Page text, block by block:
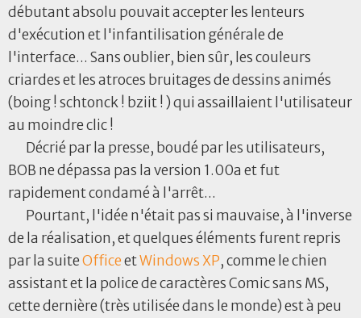
débutant absolu pouvait accepter les lenteurs
d'exécution et l'infantilisation générale de
l'interface... Sans oublier, bien sûr, les couleurs
criardes et les atroces bruitages de dessins animés
(boing ! schtonck ! bziit ! ) qui assaillaient l'utilisateur
au moindre clic !
Décrié par la presse, boudé par les utilisateurs,
BOB ne dépassa pas la version 1.00a et fut
rapidement condamé à l'arrêt...
Pourtant, l'idée n'était pas si mauvaise, à l'inverse
de la réalisation, et quelques éléments furent repris
par la suiteOfficeetWindows XP, comme le chien
assistant et la police de caractères Comic sans MS,
cette dernière (très utilisée dans le monde) est à peu